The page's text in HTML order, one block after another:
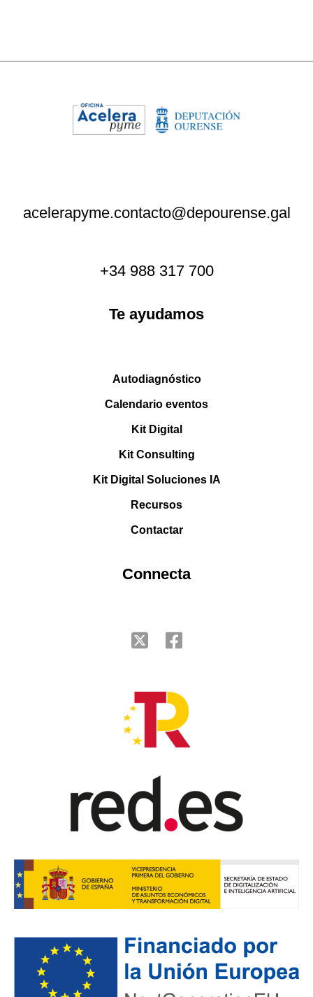
acelerapyme.contacto@depourense.gal
+34 988 317 700
Te ayudamos
Autodiagnóstico
Calendario eventos
Kit Digital
Kit Consulting
Kit Digital Soluciones IA
Recursos
Contactar
Connecta